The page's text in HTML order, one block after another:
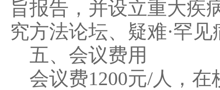
旨报告，并设立重大疾
究方法论坛、疑难·罕
五、会议费用
会议费1200元/人，在